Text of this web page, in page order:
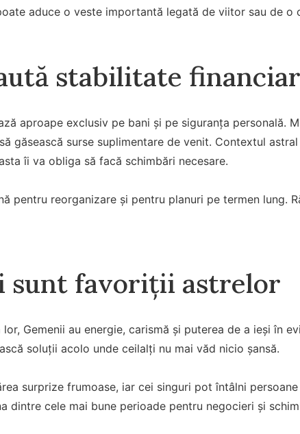
aduce o veste importantă legată de viitor sau de o
stabilitate
aproape exclusiv pe bani și pe siguranța personală.
găsească surse suplimentare de venit. Contextul
îi va obliga să facă schimbări necesare.
pentru reorganizare și pentru planuri pe termen lung.
sunt favoriții astrelor
Gemenii au energie, carismă și puterea de a ieși în
soluții acolo unde ceilalți nu mai văd nicio șansă.
surprize frumoase, iar cei singuri pot întâlni
dintre cele mai bune perioade pentru negocieri și